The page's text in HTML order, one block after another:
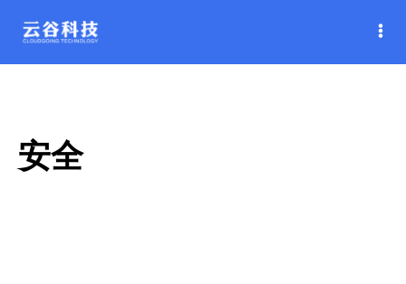
安全